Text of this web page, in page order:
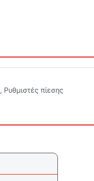
, Ρυθμιστές πίεσης